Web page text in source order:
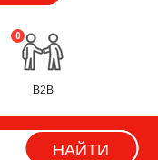
0
B2B
НАЙТИ